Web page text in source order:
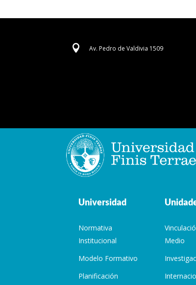
 Av. Pedro de Valdivia 1509
Universidad
Normativa
Institucional
Modelo Formativo
Planificación
Medio